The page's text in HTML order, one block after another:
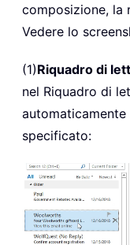
composizione, la
Vedere lo
(1)Riquadro di
nel Riquadro di
specificato: